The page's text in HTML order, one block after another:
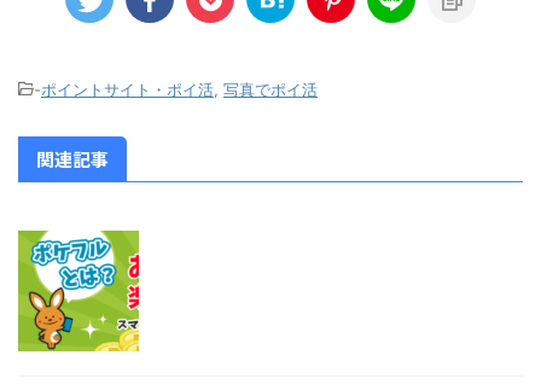
-ポイントサイト・ポイ活 写真でポイ活
関連記事